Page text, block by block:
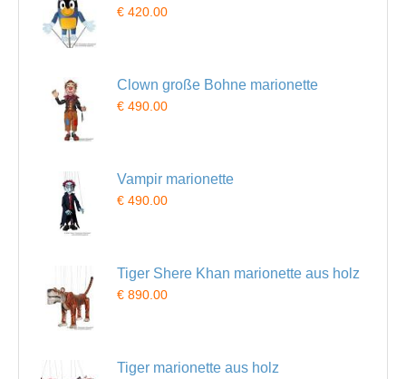
€ 420.00
Clown große Bohne marionette
€ 490.00
Vampir marionette
€ 490.00
Tiger Shere Khan marionette aus holz
€ 890.00
Tiger marionette aus holz